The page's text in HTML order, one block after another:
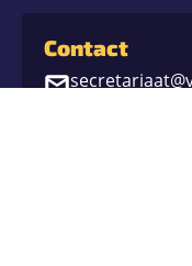
Contact